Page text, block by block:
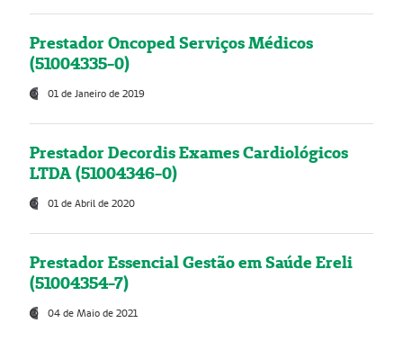
Prestador Oncoped Serviços Médicos
(51004335-0)
01 de Janeiro de 2019
Prestador Decordis Exames Cardiológicos
LTDA (51004346-0)
01 de Abril de 2020
Prestador Essencial Gestão em Saúde Ereli
(51004354-7)
04 de Maio de 2021